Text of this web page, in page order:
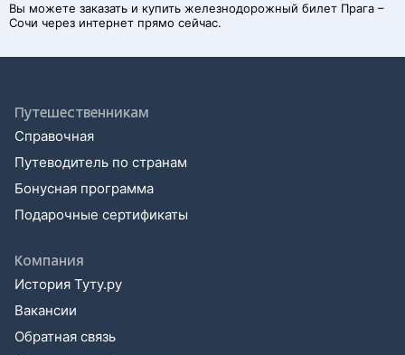
Вы можете заказать и купить железнодорожный билет Прага –
Сочи через интернет прямо сейчас.
Путешественникам
Справочная
Путеводитель по странам
Бонусная программа
Подарочные сертификаты
Компания
История Туту.ру
Вакансии
Обратная связь